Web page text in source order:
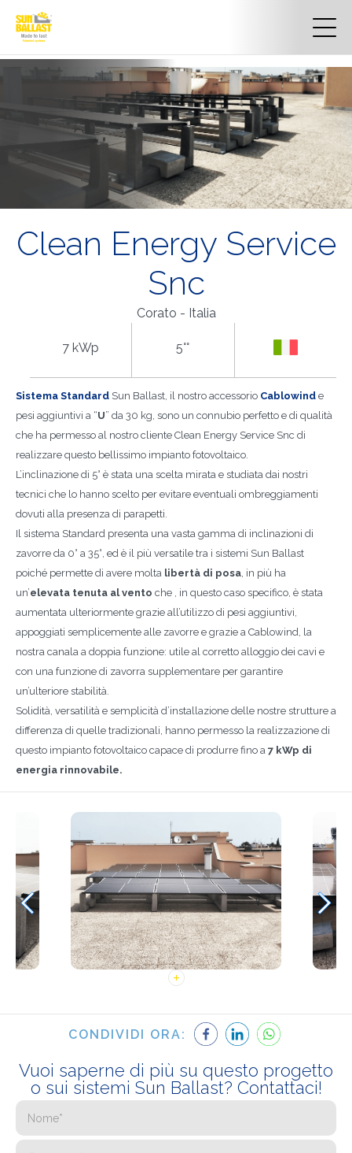
Clean Energy Service
Snc
Corato - Italia
7 kWp 5°°
Sistema Standard Sun Ballast, il nostro accessorio Cablowind e
pesi aggiuntivi a “U” da 30 kg, sono un connubio perfetto e di qualità
che ha permesso al nostro cliente Clean Energy Service Snc di
realizzare questo bellissimo impianto fotovoltaico.
L’inclinazione di 5° è stata una scelta mirata e studiata dai nostri
tecnici che lo hanno scelto per evitare eventuali ombreggiamenti
dovuti alla presenza di parapetti.
Il sistema Standard presenta una vasta gamma di inclinazioni di
zavorre da 0° a 35°, ed è il più versatile tra i sistemi Sun Ballast
poiché permette di avere molta libertà di posa, in più ha
un’elevata tenuta al vento che , in questo caso specifico, è stata
aumentata ulteriormente grazie all’utilizzo di pesi aggiuntivi,
appoggiati semplicemente alle zavorre e grazie a Cablowind, la
nostra canala a doppia funzione: utile al corretto alloggio dei cavi e
con una funzione di zavorra supplementare per garantire
un’ulteriore stabilità.
Solidità, versatilità e semplicità d’installazione delle nostre strutture a
differenza di quelle tradizionali, hanno permesso la realizzazione di
questo impianto fotovoltaico capace di produrre fino a 7 kWp di
energia rinnovabile.
CONDIVIDI ORA:
Vuoi saperne di più su questo progetto
o sui sistemi Sun Ballast? Contattaci!